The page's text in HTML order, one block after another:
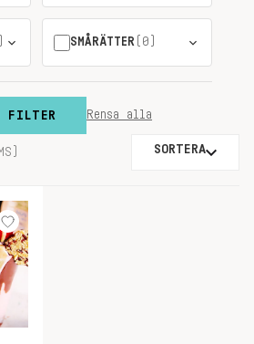
SMÅRÄTTER (0)
FILTER Rensa alla
SORTERA